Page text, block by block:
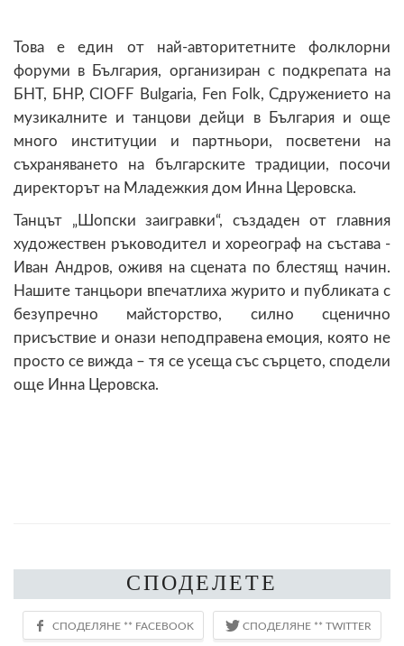
Това е един от най-авторитетните фолклорни
форуми в България, организиран с подкрепата на
БНТ, БНР, CIOFF Bulgaria, Fen Folk, Сдружението на
музикалните и танцови дейци в България и още
много институции и партньори, посветени на
съхраняването на българските традиции, посочи
директорът на Младежкия дом Инна Церовска.
Танцът „Шопски заигравки“, създаден от главния
художествен ръководител и хореограф на състава -
Иван Андров, оживя на сцената по блестящ начин.
Нашите танцьори впечатлиха журито и публиката с
безупречно майсторство, силно сценично
присъствие и онази неподправена емоция, която не
просто се вижда – тя се усеща със сърцето, сподели
още Инна Церовска.
СПОДЕЛЕТЕ